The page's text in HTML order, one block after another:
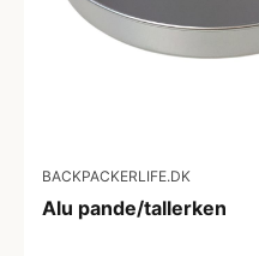
BACKPACKERLIFE.DK
Alu pande/tallerken